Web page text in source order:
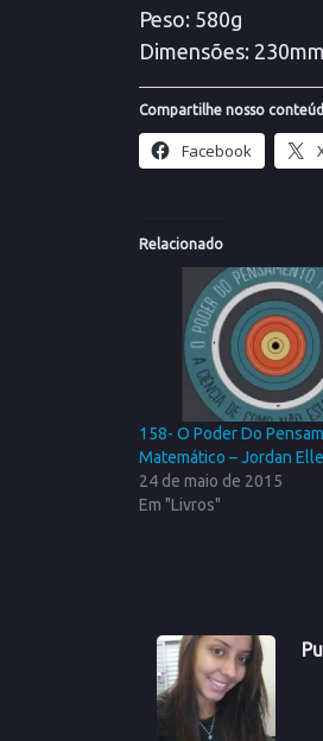
Peso: 580g
Dimensões:
Compartilhe nosso
Facebook
Relacionado
158- O Poder Do
Matemático – Jordan
24 de maio de 2015
Em "Livros"